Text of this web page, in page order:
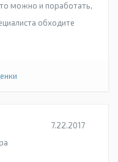
можно и поработать,
обходите
7.22.2017